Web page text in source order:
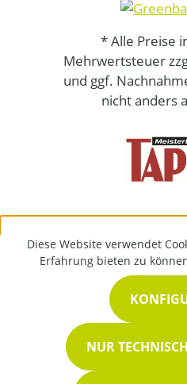
* Alle Preise
Mehrwertsteuer
und ggf.
nicht anders
Diese Website verwendet
Erfahrung bieten zu
NUR